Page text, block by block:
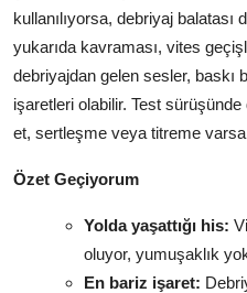
kullanılıyorsa, debriyaj balatası
yukarıda kavraması, vites
debriyajdan gelen sesler, baskı
işaretleri olabilir. Test
et, sertleşme veya titreme
Özet Geçiyorum
Yolda yaşattığı his:
oluyor, yumuşaklık
En bariz işaret: